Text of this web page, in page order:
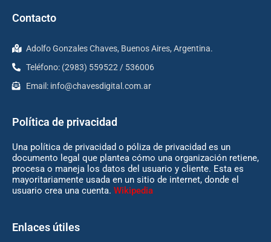
Contacto
Adolfo Gonzales Chaves, Buenos Aires, Argentina.
Teléfono: (2983) 559522 / 536006
Email: info@chavesdigital.com.ar
Política de privacidad
Una política de privacidad o póliza de privacidad es un
documento legal que plantea cómo una organización retiene,
procesa o maneja los datos del usuario y cliente. Esta es
mayoritariamente usada en un sitio de internet, donde el
usuario crea una cuenta. Wikipedia
Enlaces útiles